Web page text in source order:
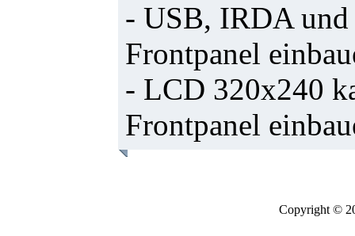
- USB, IRDA und
Frontpanel
- LCD 320x240
Frontpanel
Copyright ©